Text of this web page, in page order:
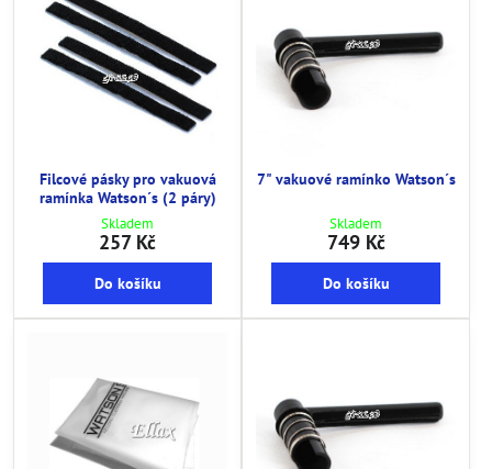
Filcové pásky pro vakuová
ramínka Watson´s (2 páry)
Skladem
257 Kč
Do košíku
7" vakuové ramínko Watson´s
Skladem
749 Kč
Do košíku